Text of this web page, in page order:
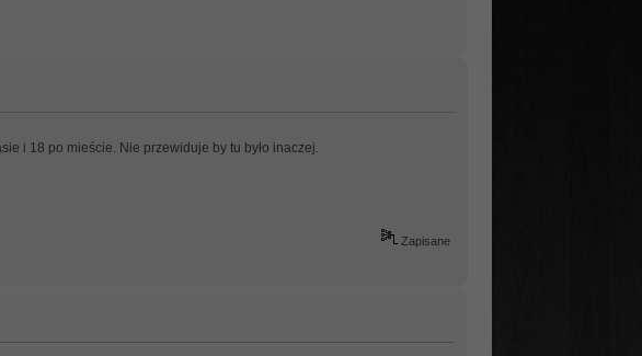
i 18 po mieście. Nie przewiduje by tu było inaczej.
Zapisane